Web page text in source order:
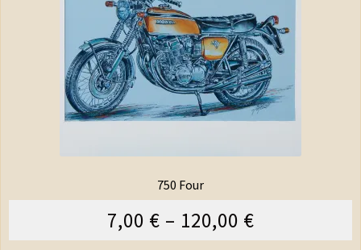
750 Four
7,00 € – 120,00 €